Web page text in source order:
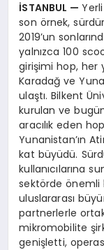
İSTANBUL —
son örnek,
2019’un
yalnızca 100
girişimi hop, her
Karadağ ve
ulaştı. Bilkent
kurulan ve
aracılık eden
Yunanistan’ın
kat büyüdü.
kullanıcılarına
sektörde önemli
uluslararası
partnerlerle
mikromobilite
genişletti,